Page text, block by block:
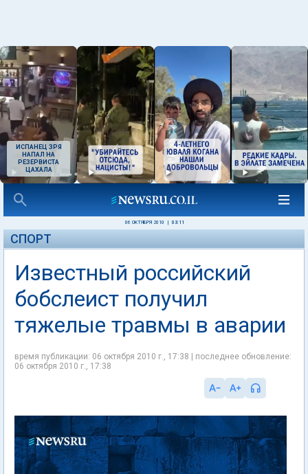
ИСПАНЕЦ ЗРЯ
НАПАЛ НА
РЕЗЕРВИСТА
ЦАХАЛА
06 ОКТЯБРЯ 2010 03:11
СПОРТ
Известный российский
бобслеист получил
тяжелые травмы в аварии
время публикации: 06 октября 2010 г., 17:38 | последнее обновление:
06 октября 2010 г., 17:38